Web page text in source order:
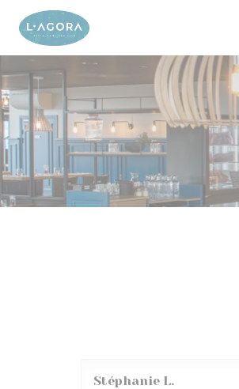
Personalizzazione delle tue scelte sui cookie
Stéphanie L